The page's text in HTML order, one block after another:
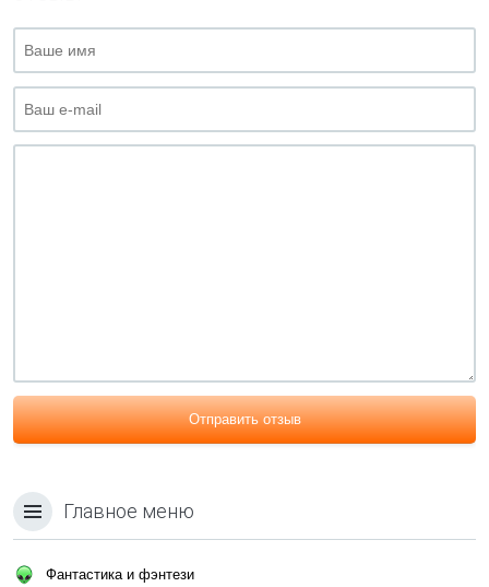
Отправить отзыв
Главное меню
Фантастика и фэнтези